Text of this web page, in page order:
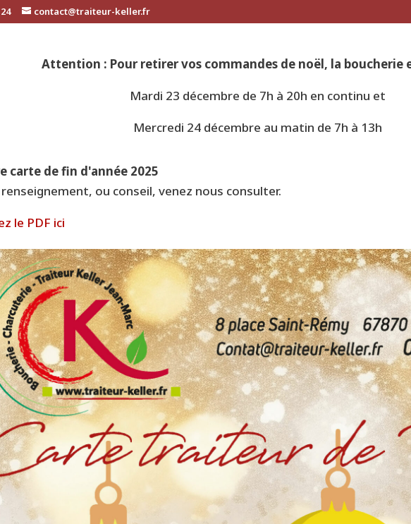
contact@traiteur-keller.fr
Attention : Pour retirer vos commandes de noël, la boucherie
Mardi 23 décembre de 7h à 20h en continu et
Mercredi 24 décembre au matin de 7h à 13h
carte de fin d'année 2025
ou conseil, venez nous consulter.
le PDF ici